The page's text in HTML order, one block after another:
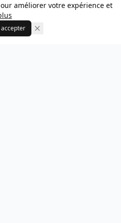
améliorer votre expérience et
accepter